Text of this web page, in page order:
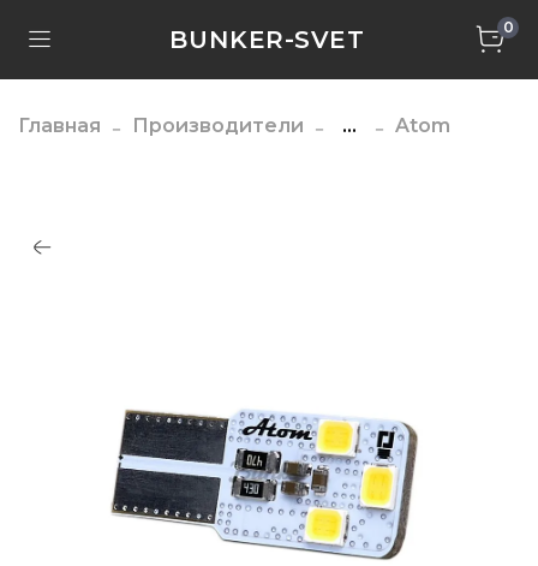
BUNKER-SVET 0
Главная Производители ... Atom